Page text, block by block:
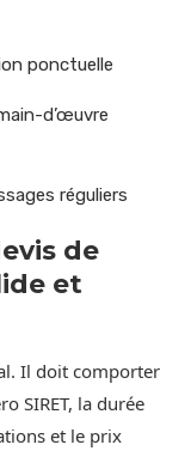
ponctuelle
d’œuvre
réguliers
de
et
Il doit comporter
SIRET, la durée
et le prix